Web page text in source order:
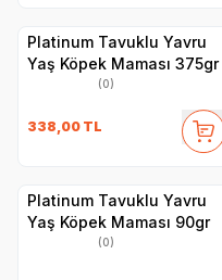
Platinum Tavuklu Yavru
Yaş Köpek Maması 375gr
(0)
338,00 TL
Platinum Tavuklu Yavru
Yaş Köpek Maması 90gr
(0)